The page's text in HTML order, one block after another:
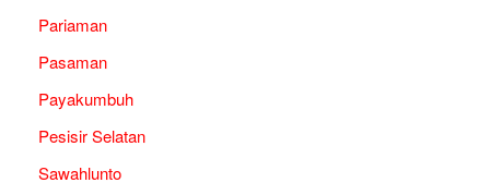
Pariaman
Pasaman
Payakumbuh
Pesisir Selatan
Sawahlunto